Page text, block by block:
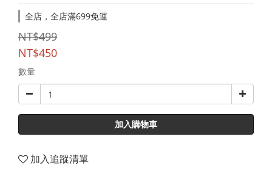
全店，全店滿699免運
NT$499
NT$450
數量
加入購物車
加入追蹤清單